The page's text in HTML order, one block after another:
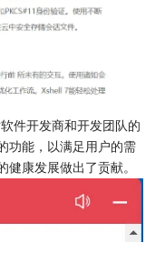
件开发商和开发团队的
功能，以满足用户的需
康发展做出了贡献。